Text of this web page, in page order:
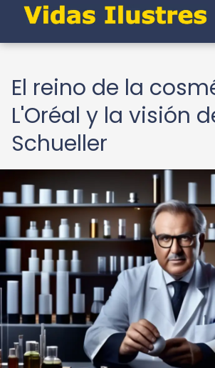
El reino de la
L'Oréal y la visión
Schueller